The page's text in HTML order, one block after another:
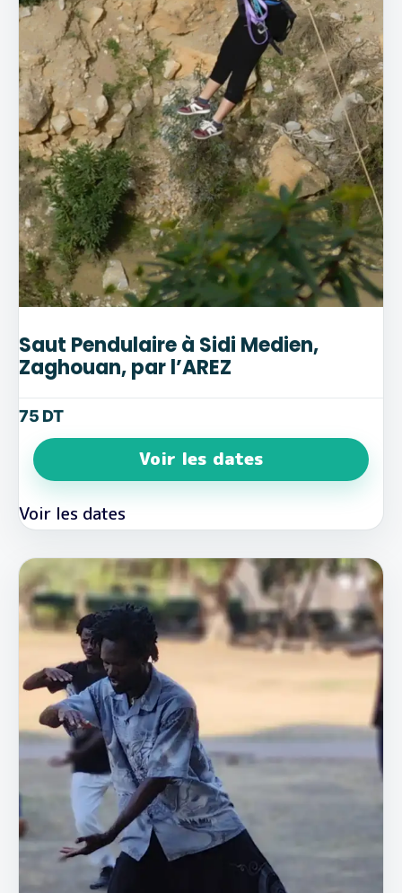
Saut Pendulaire à Sidi Medien,
Zaghouan, par l’AREZ
75 DT
Voir les dates